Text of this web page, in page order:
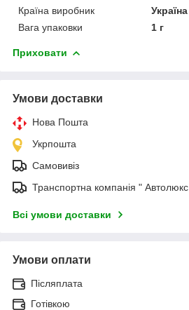
Країна виробник
Україна
Вага упаковки
1 г
Приховати
Умови доставки
Нова Пошта
Укрпошта
Самовивіз
Транспортна компанія " Автолюкс
Всі умови доставки
Умови оплати
Післяплата
Готівкою